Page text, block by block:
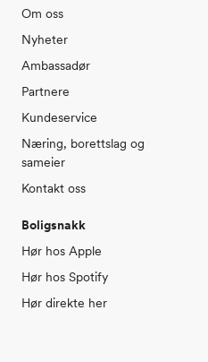
Om oss
Nyheter
Ambassadør
Partnere
Kundeservice
Næring, borettslag og
sameier
Kontakt oss
Boligsnakk
Hør hos Apple
Hør hos Spotify
Hør direkte her